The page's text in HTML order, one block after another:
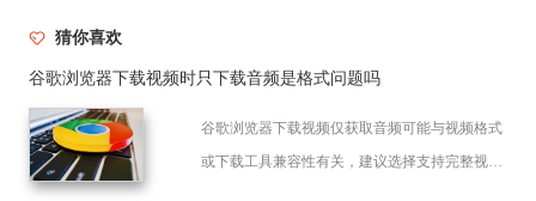
猜你喜欢
谷歌浏览器下载视频时只下载音频是格式问题吗
谷歌浏览器下载视频仅获取音频可能与视频格式
或下载工具兼容性有关，建议选择支持完整视频